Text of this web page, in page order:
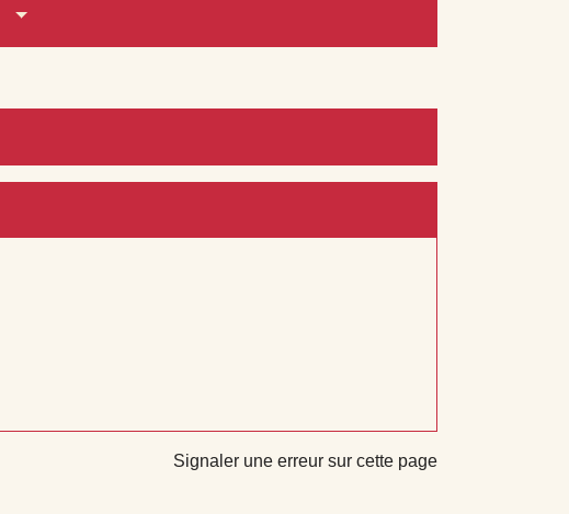
Signaler une erreur sur cette page